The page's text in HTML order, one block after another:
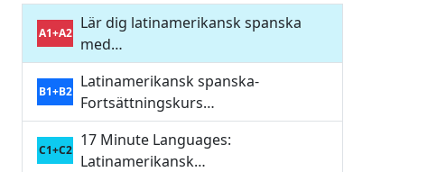
A1+A2
Lär dig latinamerikansk spanska
med…
B1+B2
Latinamerikansk spanska-
Fortsättningskurs…
C1+C2
17 Minute Languages:
Latinamerikansk…